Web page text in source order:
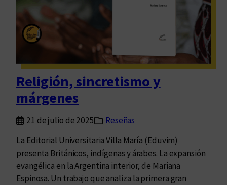
Religión, sincretismo y
márgenes
21 de julio de 2025
Reseñas
La Editorial Universitaria Villa María (Eduvim)
presenta Británicos, indígenas y árabes. La expansión
evangélica en la Argentina interior, de Mariana
Espinosa. Un trabajo que analiza la primera gran